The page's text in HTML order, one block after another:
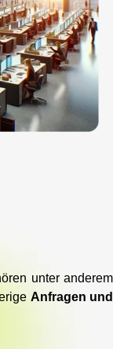
unter anderem
Anfragen und